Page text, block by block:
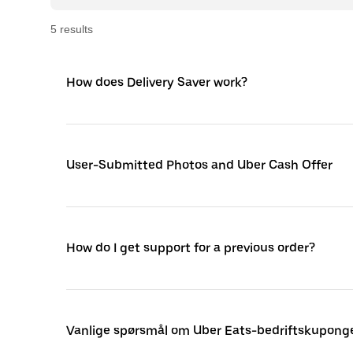
5 results
How does Delivery Saver work?
User-Submitted Photos and Uber Cash Offer
How do I get support for a previous order?
Vanlige spørsmål om Uber Eats-